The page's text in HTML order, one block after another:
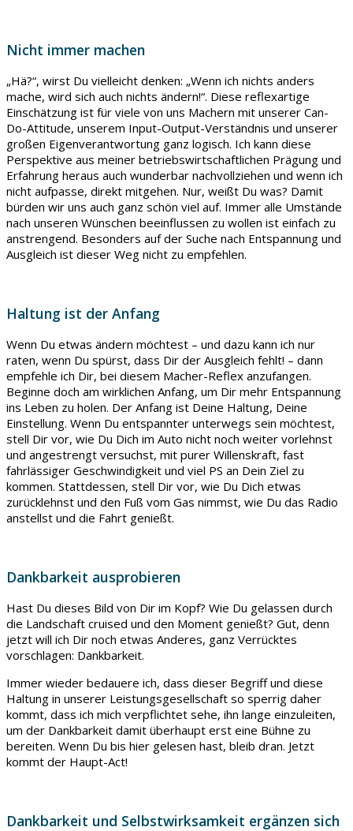
Nicht immer machen
„Hä?“, wirst Du vielleicht denken: „Wenn ich nichts anders
mache, wird sich auch nichts ändern!“. Diese reflexartige
Einschätzung ist für viele von uns Machern mit unserer Can-
Do-Attitude, unserem Input-Output-Verständnis und unserer
großen Eigenverantwortung ganz logisch. Ich kann diese
Perspektive aus meiner betriebswirtschaftlichen Prägung und
Erfahrung heraus auch wunderbar nachvollziehen und wenn ich
nicht aufpasse, direkt mitgehen. Nur, weißt Du was? Damit
bürden wir uns auch ganz schön viel auf. Immer alle Umstände
nach unseren Wünschen beeinflussen zu wollen ist einfach zu
anstrengend. Besonders auf der Suche nach Entspannung und
Ausgleich ist dieser Weg nicht zu empfehlen.
Haltung ist der Anfang
Wenn Du etwas ändern möchtest – und dazu kann ich nur
raten, wenn Du spürst, dass Dir der Ausgleich fehlt! – dann
empfehle ich Dir, bei diesem Macher-Reflex anzufangen.
Beginne doch am wirklichen Anfang, um Dir mehr Entspannung
ins Leben zu holen. Der Anfang ist Deine Haltung, Deine
Einstellung. Wenn Du entspannter unterwegs sein möchtest,
stell Dir vor, wie Du Dich im Auto nicht noch weiter vorlehnst
und angestrengt versuchst, mit purer Willenskraft, fast
fahrlässiger Geschwindigkeit und viel PS an Dein Ziel zu
kommen. Stattdessen, stell Dir vor, wie Du Dich etwas
zurücklehnst und den Fuß vom Gas nimmst, wie Du das Radio
anstellst und die Fahrt genießt.
Dankbarkeit ausprobieren
Hast Du dieses Bild von Dir im Kopf? Wie Du gelassen durch
die Landschaft cruised und den Moment genießt? Gut, denn
jetzt will ich Dir noch etwas Anderes, ganz Verrücktes
vorschlagen: Dankbarkeit.
Immer wieder bedauere ich, dass dieser Begriff und diese
Haltung in unserer Leistungsgesellschaft so sperrig daher
kommt, dass ich mich verpflichtet sehe, ihn lange einzuleiten,
um der Dankbarkeit damit überhaupt erst eine Bühne zu
bereiten. Wenn Du bis hier gelesen hast, bleib dran. Jetzt
kommt der Haupt-Act!
Dankbarkeit und Selbstwirksamkeit ergänzen sich